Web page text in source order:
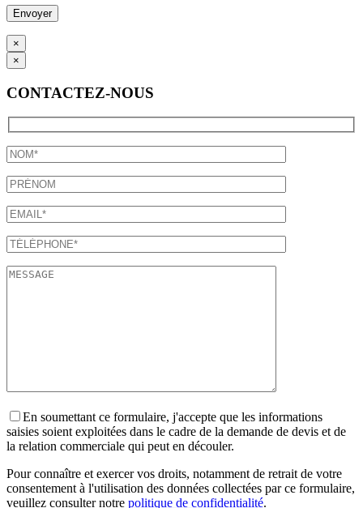
×
×
CONTACTEZ-NOUS
En soumettant ce formulaire, j'accepte que les informations
saisies soient exploitées dans le cadre de la demande de devis et de
la relation commerciale qui peut en découler.
Pour connaître et exercer vos droits, notamment de retrait de votre
consentement à l'utilisation des données collectées par ce formulaire,
veuillez consulter notre politique de confidentialité.